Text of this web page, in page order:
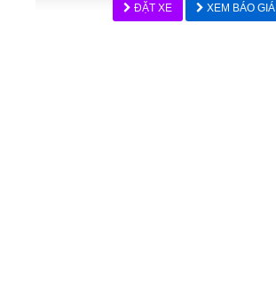
ĐẶT XE XEM BÁO GIÁ